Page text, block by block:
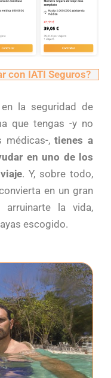
con IATI Seguros?
la seguridad de
que tengas -y no
médicas-,tienes a
en uno de los
. Y, sobre todo,
en un gran
arruinarte la vida,
escogido.